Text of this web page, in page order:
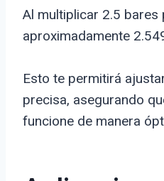
Al multiplicar 2.5
aproximadamente
Esto te permitirá
precisa, asegurando
funcione de manera